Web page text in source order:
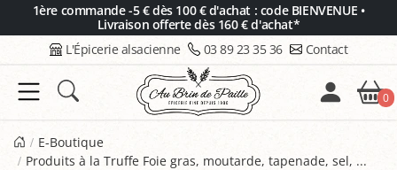
1ère commande -5 € dès 100 € d'achat : code BIENVENUE •
Livraison offerte dès 160 € d'achat*
L'Épicerie alsacienne 03 89 23 35 36 Contact
0
E-Boutique
Produits à la Truffe Foie gras, moutarde, tapenade, sel, ...
Panneau de gestion des cookies